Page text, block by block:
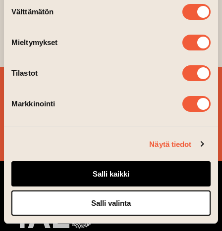
valinta
Välttämätön
Mieltymykset
Tilastot
Markkinointi
Näytä tiedot
Salli kaikki
Salli valinta
No registration needed.
NEWSLETTER!